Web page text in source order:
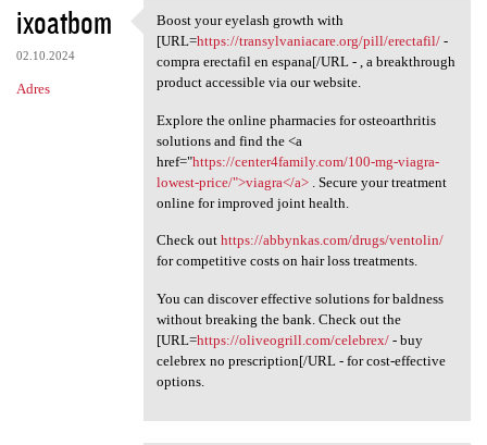
ixoatbom
02.10.2024
Adres
Boost your eyelash growth
Boost your eyelash growth with
[URL=https://transylvaniacare.org/pill/erectafil/-
compra erectafil en espana[/URL - , a breakthrough
product accessible via our website.
Explore the online pharmacies for osteoarthritis
solutions and find the <a
href="https://center4family.com/100-mg-viagra-
lowest-price/">viagra</a>. Secure your treatment
online for improved joint health.
Check out https://abbynkas.com/drugs/ventolin/
for competitive costs on hair loss treatments.
You can discover effective solutions for baldness
without breaking the bank. Check out the
[URL=https://oliveogrill.com/celebrex/- buy
celebrex no prescription[/URL - for cost-effective
options.